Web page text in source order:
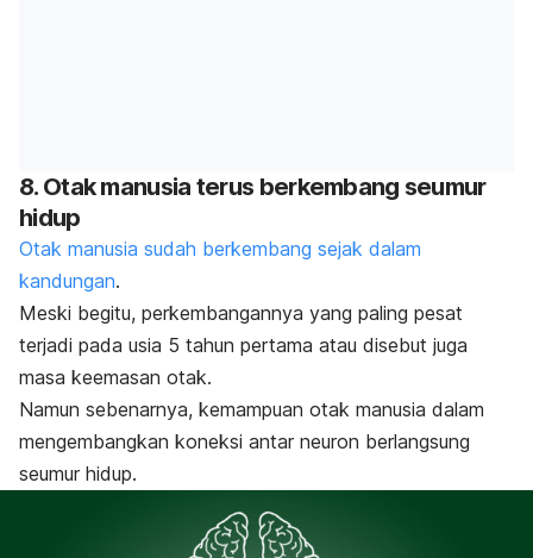
8. Otak manusia terus berkembang seumur
hidup
Otak manusia sudah berkembang sejak dalam
kandungan.
Meski begitu, perkembangannya yang paling pesat
terjadi pada usia 5 tahun pertama atau disebut juga
masa keemasan otak.
Namun sebenarnya, kemampuan otak manusia dalam
mengembangkan koneksi antar neuron berlangsung
seumur hidup.